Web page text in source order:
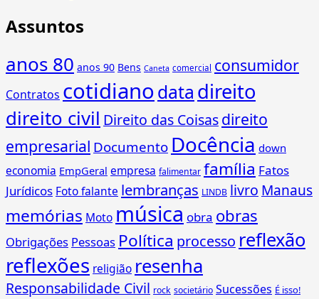
Assuntos
anos 80 anos 90 Bens Caneta comercial consumidor
Contratos cotidianodata direito
direito civil Direito das Coisasdireito
empresarial Documento Docência down
economia EmpGeral empresa falimentar família Fatos
Jurídicos Foto falante lembranças LINDB livro Manaus
memórias Moto música obra obras
Obrigações Pessoas Política processo reflexão
reflexões religião resenha
Responsabilidade Civil rock societário Sucessões É isso!